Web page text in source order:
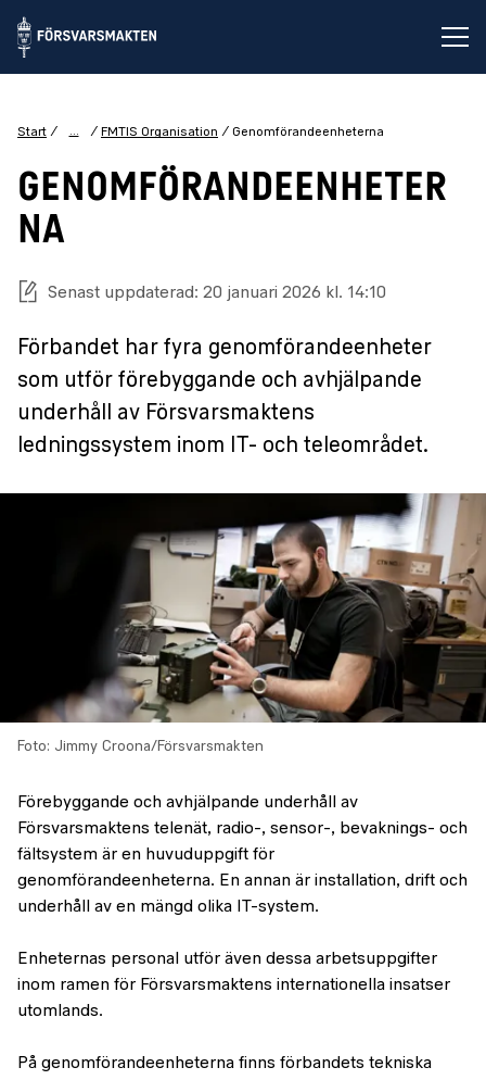
Start ... FMTIS Organisation Genomförandeenheterna
GENOMFÖRANDEENHETER
NA
Senast uppdaterad: 20 januari 2026 kl. 14:10
Förbandet har fyra genomförandeenheter
som utför förebyggande och avhjälpande
underhåll av Försvarsmaktens
ledningssystem inom IT- och teleområdet.
Foto: Jimmy Croona/Försvarsmakten
Förebyggande och avhjälpande underhåll av
Försvarsmaktens telenät, radio-, sensor-, bevaknings- och
fältsystem är en huvuduppgift för
genomförandeenheterna. En annan är installation, drift och
underhåll av en mängd olika IT-system.
Enheternas personal utför även dessa arbetsuppgifter
inom ramen för Försvarsmaktens internationella insatser
utomlands.
På genomförandeenheterna finns förbandets tekniska